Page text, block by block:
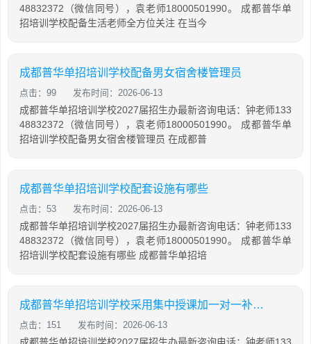
48832372（微信同号），袁老师18000501990。 成都普华单
招培训学校配备生活老师全方位关注 在当今
成都普华单招培训学校配备男女宿舍楼管理员
点击：99 发布时间：2026-06-13
成都普华单招培训学校2027届招生办最新咨询电话：钟老师133
48832372（微信同号），袁老师18000501990。 成都普华单
招培训学校配备男女宿舍楼管理员 在成都普
成都普华单招培训学校配套设施有哪些
点击：53 发布时间：2026-06-13
成都普华单招培训学校2027届招生办最新咨询电话：钟老师133
48832372（微信同号），袁老师18000501990。 成都普华单
招培训学校配套设施有哪些 成都普华单招培
成都普华单招培训学校采用集中授课加一对一补差模式
点击：151 发布时间：2026-06-13